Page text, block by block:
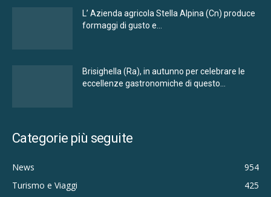
L’ Azienda agricola Stella Alpina (Cn) produce
formaggi di gusto e...
Brisighella (Ra), in autunno per celebrare le
eccellenze gastronomiche di questo...
Categorie più seguite
News
954
Turismo e Viaggi
425